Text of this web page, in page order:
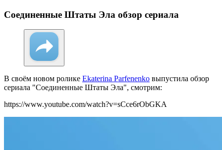
Соединенные Штаты Эла обзор сериала
В своём новом ролике Ekaterina Parfenenko выпустила обзор
сериала "Соединенные Штаты Эла", смотрим:
https://www.youtube.com/watch?v=sCce6rObGKA